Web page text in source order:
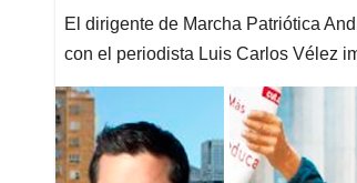
El dirigente de Marcha Patriótica
con el periodista Luis Carlos Vélez